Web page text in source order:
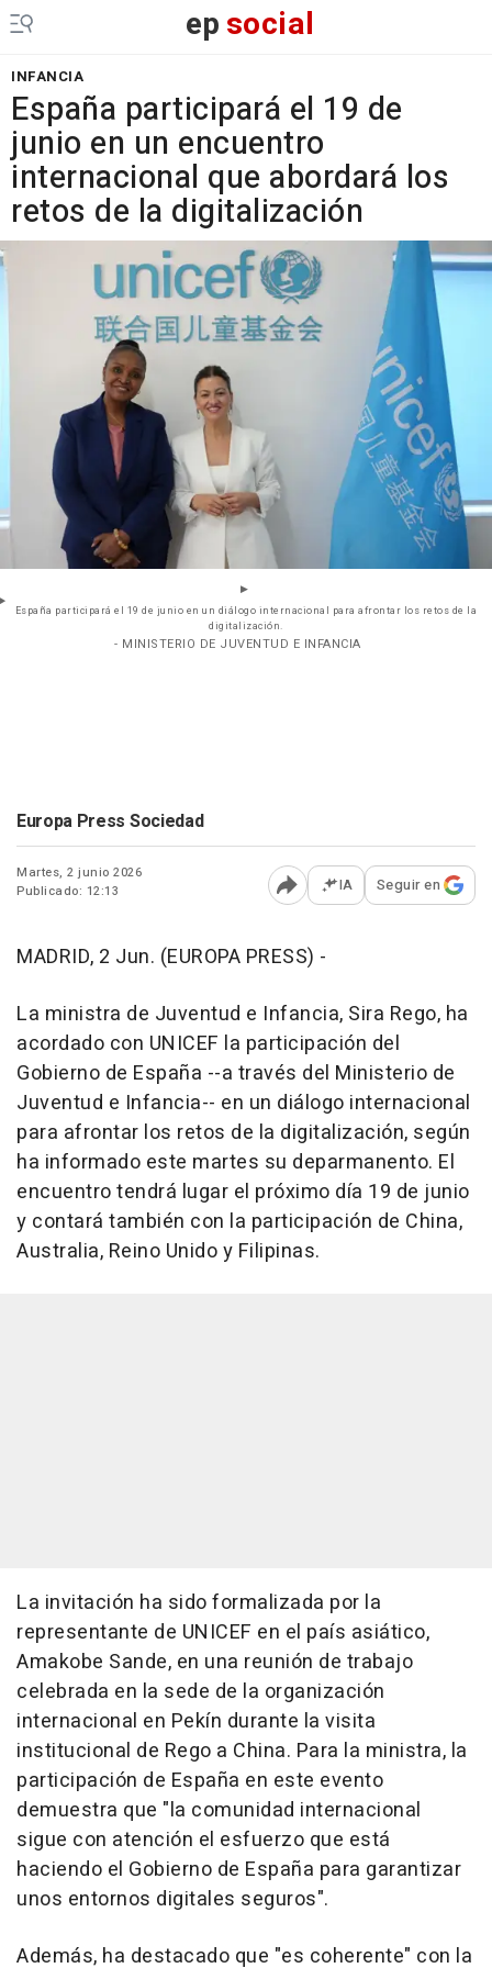
epsocial
INFANCIA
España participará el 19 de
junio en un encuentro
internacional que abordará los
retos de la digitalización
España participará el 19 de junio en un diálogo internacional para afrontar los retos de la
digitalización.
- MINISTERIO DE JUVENTUD E INFANCIA
Europa Press Sociedad
Martes, 2 junio 2026
Publicado: 12:13
Abrir opciones para
IA Seguir en
MADRID, 2 Jun. (EUROPA PRESS) -
La ministra de Juventud e Infancia, Sira Rego, ha
acordado con UNICEF la participación del
Gobierno de España --a través del Ministerio de
Juventud e Infancia-- en un diálogo internacional
para afrontar los retos de la digitalización, según
ha informado este martes su deparmanento. El
encuentro tendrá lugar el próximo día 19 de junio
y contará también con la participación de China,
Australia, Reino Unido y Filipinas.
La invitación ha sido formalizada por la
representante de UNICEF en el país asiático,
Amakobe Sande, en una reunión de trabajo
celebrada en la sede de la organización
internacional en Pekín durante la visita
institucional de Rego a China. Para la ministra, la
participación de España en este evento
demuestra que "la comunidad internacional
sigue con atención el esfuerzo que está
haciendo el Gobierno de España para garantizar
unos entornos digitales seguros".
Además, ha destacado que "es coherente" con la